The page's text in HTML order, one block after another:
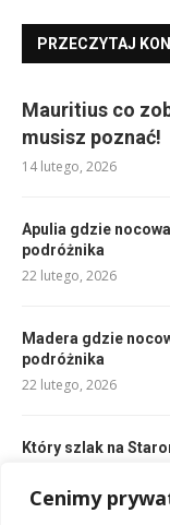
Cenimy
PRZECZYTAJ
Mauritius co
musisz poznać!
14 lutego, 2026
Apulia gdzie
podróżnika
22 lutego, 2026
Madera gdzie
podróżnika
22 lutego, 2026
Który szlak na
16 lutego, 2026